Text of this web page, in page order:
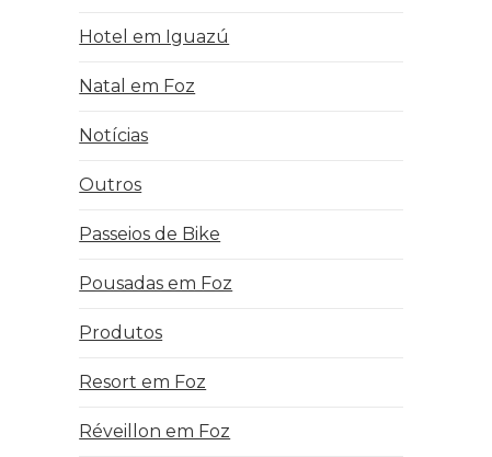
Hotel em Iguazú
Natal em Foz
Notícias
Outros
Passeios de Bike
Pousadas em Foz
Produtos
Resort em Foz
Réveillon em Foz